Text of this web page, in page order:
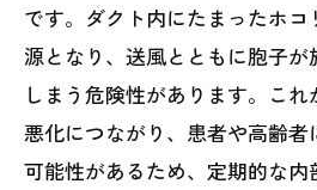
です。ダクト内にたまったホ
源となり、送風とともに胞子
しまう危険性があります。こ
悪化につながり、患者や高齢者
可能性があるため、定期的な